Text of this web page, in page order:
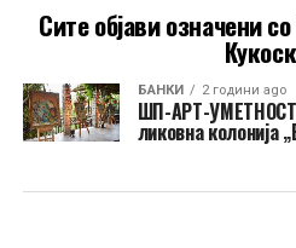
Сите објави означени
БАНКИ 2 години ago
ШП-АРТ-УМЕТНОСТ
ликовна колонија